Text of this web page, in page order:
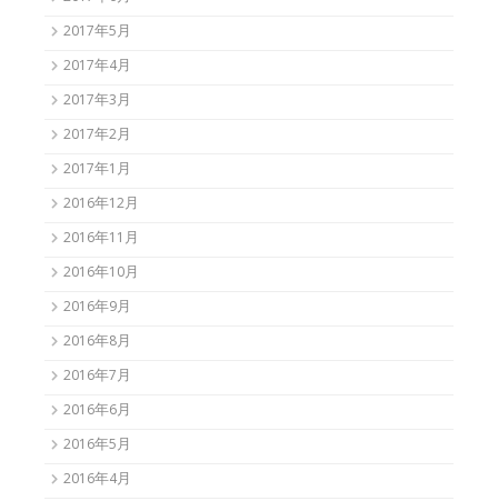
2017年5月
2017年4月
2017年3月
2017年2月
2017年1月
2016年12月
2016年11月
2016年10月
2016年9月
2016年8月
2016年7月
2016年6月
2016年5月
2016年4月